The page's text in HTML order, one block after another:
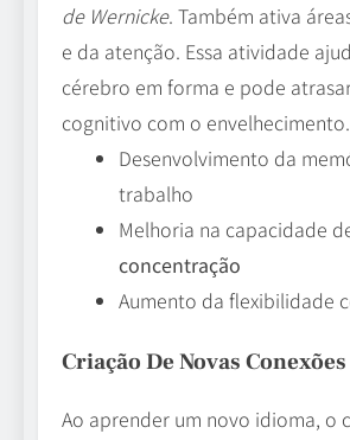
de Wernicke. Também ativa
e da atenção. Essa atividade
cérebro em forma e pode
cognitivo com o envelhecimento.
Desenvolvimento da
trabalho
Melhoria na capacidade
concentração
Aumento da flexibilidade
Criação De Novas
Ao aprender um novo idioma, o